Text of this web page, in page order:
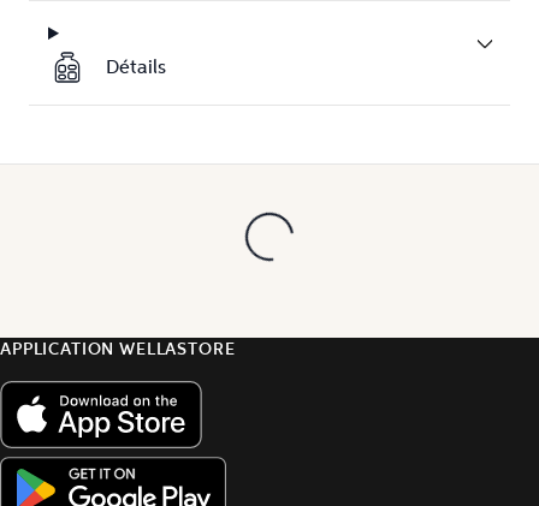
Détails
APPLICATION WELLASTORE